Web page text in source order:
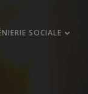
SOCIALE